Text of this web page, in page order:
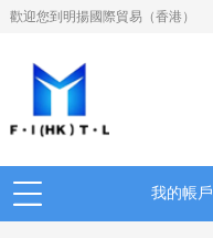
歡迎您到明揚國際貿易（香港）
我的帳戶